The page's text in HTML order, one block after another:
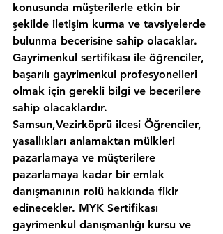
konusunda müşterilerle etkin bir
şekilde iletişim kurma ve tavsiyelerde
bulunma becerisine sahip olacaklar.
Gayrimenkul sertifikası ile öğrenciler,
başarılı gayrimenkul profesyonelleri
olmak için gerekli bilgi ve becerilere
sahip olacaklardır.
Samsun,Vezirköprü ilcesi Öğrenciler,
yasallıkları anlamaktan mülkleri
pazarlamaya ve müşterilere
pazarlamaya kadar bir emlak
danışmanının rolü hakkında fikir
edinecekler. MYK Sertifikası
gayrimenkul danışmanlığı kursu ve